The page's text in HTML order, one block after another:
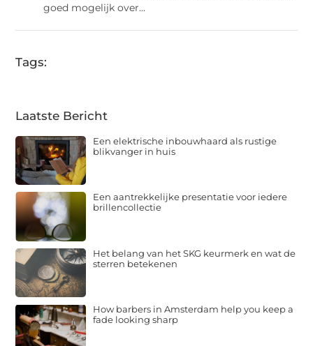
goed mogelijk over...
Tags:
Laatste Bericht
Een elektrische inbouwhaard als rustige
blikvanger in huis
Een aantrekkelijke presentatie voor iedere
brillencollectie
Het belang van het SKG keurmerk en wat de
sterren betekenen
How barbers in Amsterdam help you keep a
fade looking sharp